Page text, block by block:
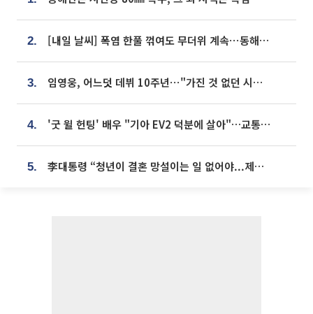
2. [내일 날씨] 폭염 한풀 꺾여도 무더위 계속⋯동해안 이틀 연속 비
3. 임영웅, 어느덧 데뷔 10주년⋯"가진 것 없던 시절, 내 앞엔 20명의 팬뿐"
4. '굿 윌 헌팅' 배우 "기아 EV2 덕분에 살아"…교통사고 후 안전성 극찬
5. 李대통령 “청년이 결혼 망설이는 일 없어야...제도상 불이익 조사”